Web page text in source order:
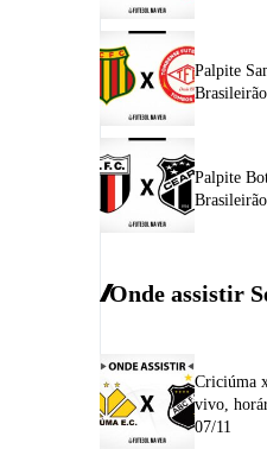
Palpite
Palpite
Onde assistir
Criciúma
vivo,
07/11